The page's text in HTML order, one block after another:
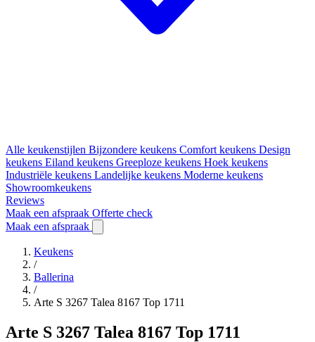
Alle keukenstijlen Bijzondere keukens Comfort keukens Design
keukens Eiland keukens Greeploze keukens Hoek keukens
Industriële keukens Landelijke keukens Moderne keukens
Showroomkeukens
Reviews
Maak een afspraak Offerte check
Maak een afspraak
Keukens
/
Ballerina
/
Arte S 3267 Talea 8167 Top 1711
Arte S 3267 Talea 8167 Top 1711